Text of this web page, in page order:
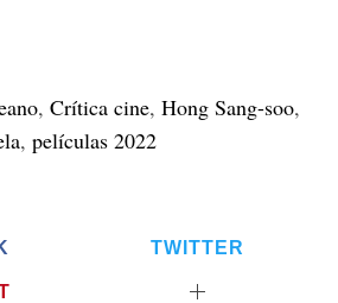
, Crítica cine, Hong Sang-soo,
, películas 2022
TWITTER